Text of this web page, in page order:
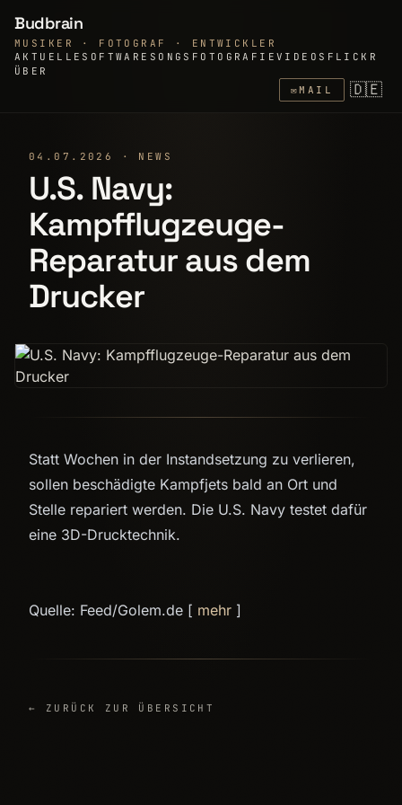
Budbrain
MUSIKER · FOTOGRAF · ENTWICKLER
AKTUELLE SOFTWARE SONGS FOTOGRAFIEVIDEOS FLICKR
ÜBER
✉MAIL 🇩🇪
04.07.2026 · NEWS
U.S. Navy:
Kampfflugzeuge-
Reparatur aus dem
Drucker
Statt Wochen in der Instandsetzung zu verlieren,
sollen beschädigte Kampfjets bald an Ort und
Stelle repariert werden. Die U.S. Navy testet dafür
eine 3D-Drucktechnik.
Quelle: Feed/Golem.de [ mehr ]
← ZURÜCK ZUR ÜBERSICHT